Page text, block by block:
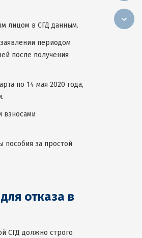
лицом в СГД данным.
периодом
после получения
по 14 мая 2020 года,
взносами
пособия за простой
отказа в
СГД должно строго